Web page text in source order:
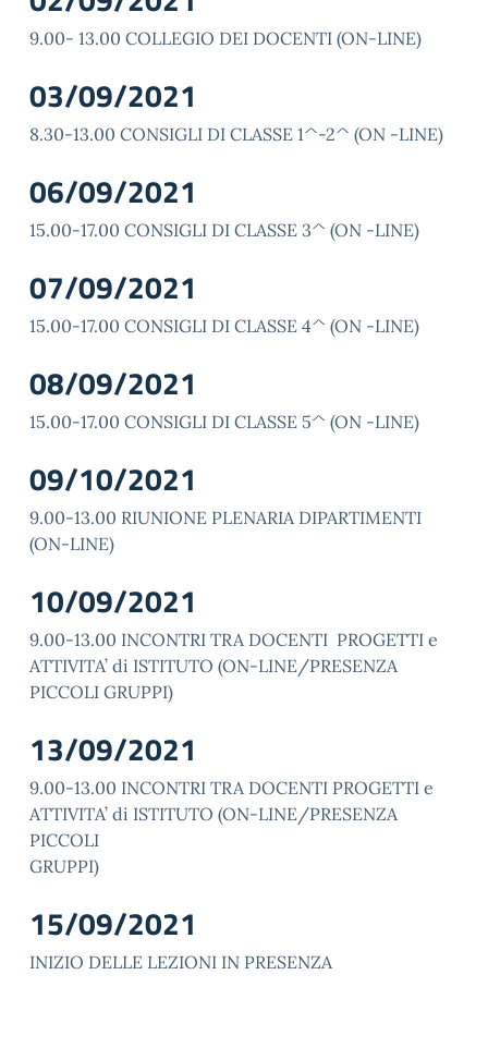
9.00- 13.00 COLLEGIO DEI DOCENTI (ON-LINE)
03/09/2021
8.30-13.00 CONSIGLI DI CLASSE 1^-2^ (ON -LINE)
06/09/2021
15.00-17.00 CONSIGLI DI CLASSE 3^ (ON -LINE)
07/09/2021
15.00-17.00 CONSIGLI DI CLASSE 4^ (ON -LINE)
08/09/2021
15.00-17.00 CONSIGLI DI CLASSE 5^ (ON -LINE)
09/10/2021
9.00-13.00 RIUNIONE PLENARIA DIPARTIMENTI
(ON-LINE)
10/09/2021
9.00-13.00 INCONTRI TRA DOCENTI PROGETTI e
ATTIVITA’ di ISTITUTO (ON-LINE/PRESENZA
PICCOLI GRUPPI)
13/09/2021
9.00-13.00 INCONTRI TRA DOCENTI PROGETTI e
ATTIVITA’ di ISTITUTO (ON-LINE/PRESENZA
PICCOLI
GRUPPI)
15/09/2021
INIZIO DELLE LEZIONI IN PRESENZA